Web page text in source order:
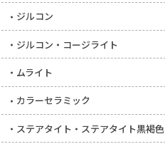
ジルコン
ジルコン・コージライト
ムライト
カラーセラミック
ステアタイト・ステアタイト黒褐色